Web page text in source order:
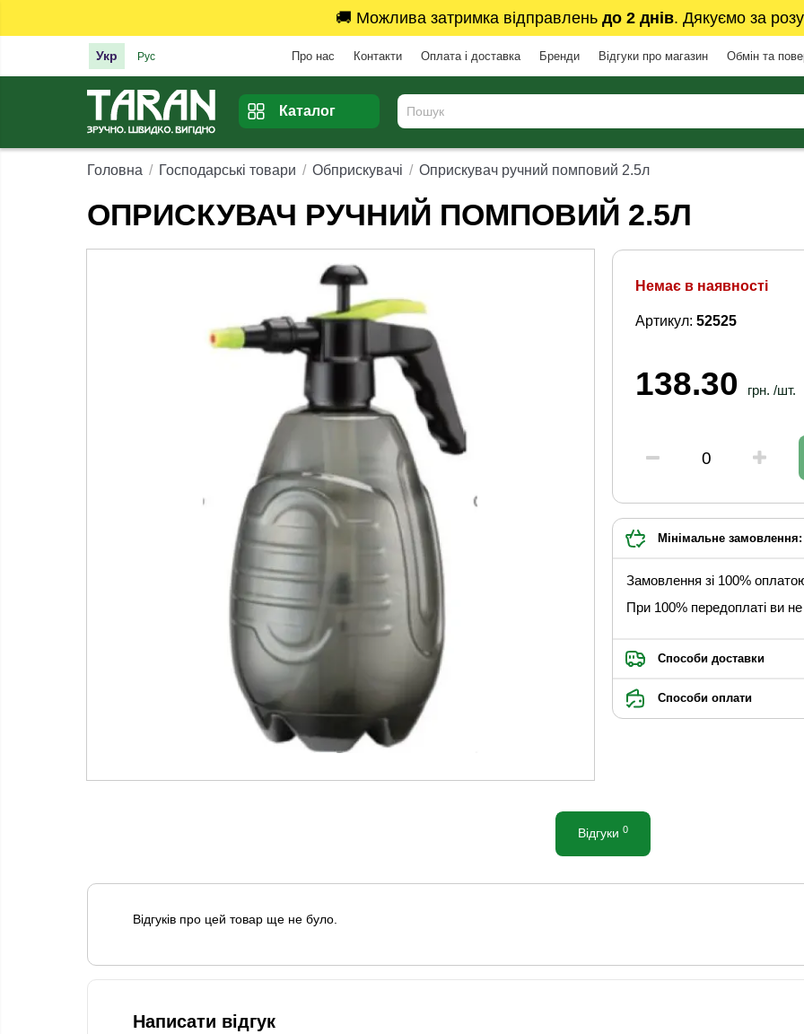
🚚 Можлива затримка відправлень до 2 днів. Дякуємо за
Укр Рус Про нас Контакти Оплата і доставка Бренди Відгуки про магазин Обмін та
Каталог
Головна Господарські товари Обприскувачі Оприскувач ручний помповий 2.5л
ОПРИСКУВАЧ РУЧНИЙ ПОМПОВИЙ 2.5Л
Немає в наявності
Артикул: 52525
138.30 грн. /шт.
Мінімальне замовлення:
Замовлення зі 100%
При 100% передоплаті ви
Способи доставки
Способи оплати
Відгуки 0
Відгуків про цей товар ще не було.
Написати відгук